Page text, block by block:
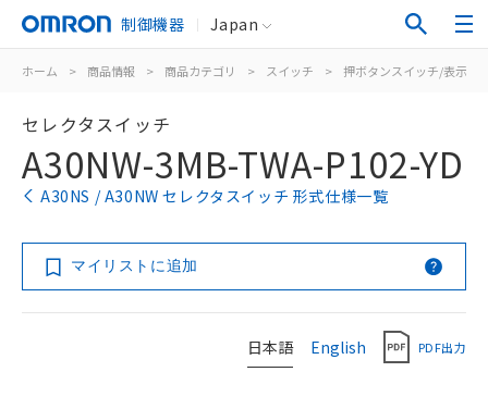
制御機器 Japan
ホーム > 商品情報 > 商品カテゴリ > スイッチ > 押ボタンスイッチ/表示灯
セレクタスイッチ
A30NW-3MB-TWA-P102-YD
A30NS / A30NW セレクタスイッチ 形式仕様一覧
マイリストに追加
日本語 English PDF出力